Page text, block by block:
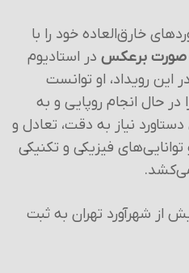
خارق‌العاده خود را با
در استادیوم
این رویداد، او توانست
۵ کیلومتر را در حال انجام روپایی و به
نیاز به دقت، تعادل و
توانایی‌های فیزیکی و تکنیکی
از شهرآورد تهران به ثبت